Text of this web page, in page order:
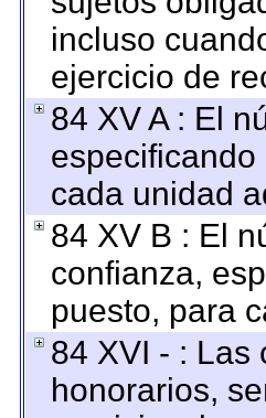
incluso
ejercicio de
84 XV A : El
cada unidad
84 XV B : El
confianza,
puesto, para
84 XVI - : Las
honorarios,